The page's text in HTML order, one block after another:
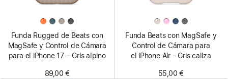
Funda Rugged de Beats con
MagSafe y Control de Cámara
para el iPhone 17 – Gris alpino
89,00 €
Funda Beats con MagSafe y
Control de Cámara para
el iPhone Air - Gris caliza
55,00 €